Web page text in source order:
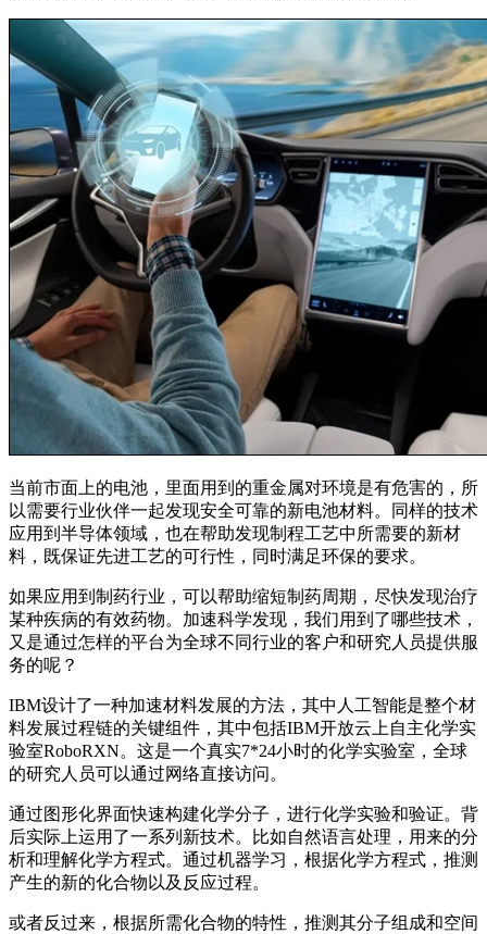
当前市面上的电池，里面用到的重金属对环境是有危害的，所
以需要行业伙伴一起发现安全可靠的新电池材料。同样的技术
应用到半导体领域，也在帮助发现制程工艺中所需要的新材
料，既保证先进工艺的可行性，同时满足环保的要求。
如果应用到制药行业，可以帮助缩短制药周期，尽快发现治疗
某种疾病的有效药物。加速科学发现，我们用到了哪些技术，
又是通过怎样的平台为全球不同行业的客户和研究人员提供服
务的呢？
IBM设计了一种加速材料发展的方法，其中人工智能是整个材
料发展过程链的关键组件，其中包括IBM开放云上自主化学实
验室RoboRXN。这是一个真实7*24小时的化学实验室，全球
的研究人员可以通过网络直接访问。
通过图形化界面快速构建化学分子，进行化学实验和验证。背
后实际上运用了一系列新技术。比如自然语言处理，用来的分
析和理解化学方程式。通过机器学习，根据化学方程式，推测
产生的新的化合物以及反应过程。
或者反过来，根据所需化合物的特性，推测其分子组成和空间